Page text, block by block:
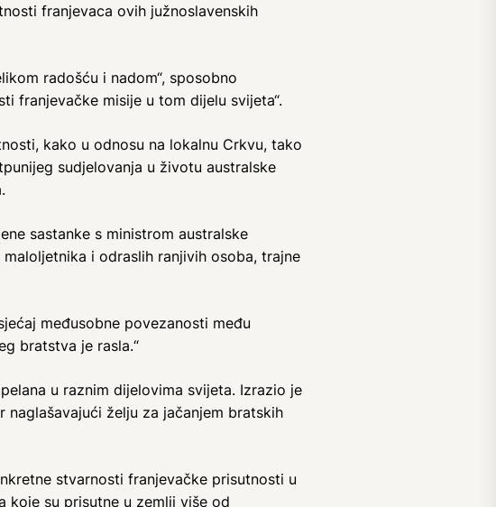
franjevaca ovih južnoslavenskih
radošću i nadom“, sposobno
franjevačke misije u tom dijelu svijeta“.
kako u odnosu na lokalnu Crkvu, tako
sudjelovanja u životu australske
sastanke s ministrom australske
i odraslih ranjivih osoba, trajne
međusobne povezanosti među
bratstva je rasla.“
u raznim dijelovima svijeta. Izrazio je
želju za jačanjem bratskih
stvarnosti franjevačke prisutnosti u
koje su prisutne u zemlji više od